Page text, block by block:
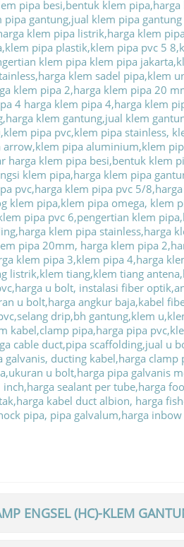
ENGSEL (HC)-KLEM